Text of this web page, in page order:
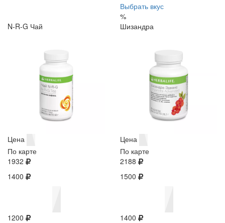
Выбрать вкус
%
N-R-G Чай
Цена
По карте
1932
1400
1200
Шизандра
Цена
По карте
2188
1500
1400